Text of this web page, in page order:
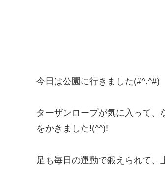
今日は公園に行きました(#^.^#)
ターザンロープが気に入って
をかきました!(^^)!
足も毎日の運動で鍛えられて、